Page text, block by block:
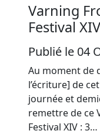
Varning
Festival XIV
Publié le 04
Au moment de
l’écriture] de
journée et
remettre de ce
Festival XIV : 3…